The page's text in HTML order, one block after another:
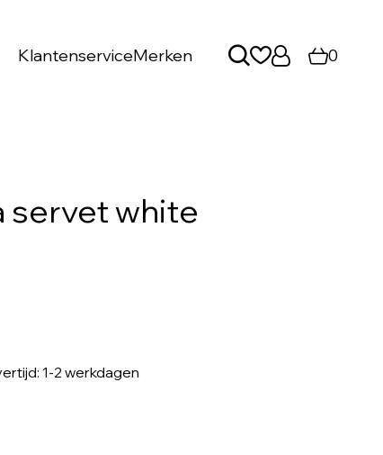
KlantenserviceMerken 0
servet white
1-2 werkdagen